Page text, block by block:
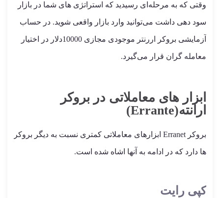
وقتی که به مرحله‌ای رسیدید که استراتژی های شما در بازار
سود دهی داشت می‌توانید وارد بازار واقعی شوید. در حساب
آزمایشی بروکر اررنتر موجودی مجازی 10000دلار در اختیار
معامله گران قرار می‌گیرد.
ابزار های معاملاتی در بروکر
ارانته(Errante)
بروکر Erranet ابزارهای معاملاتی کمتری نسبت به دیگر بروکر
ها دارد که در ادامه به آنها اشاه شده است.
کپی رایت